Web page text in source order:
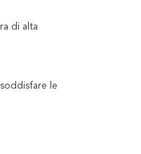
di alta
le